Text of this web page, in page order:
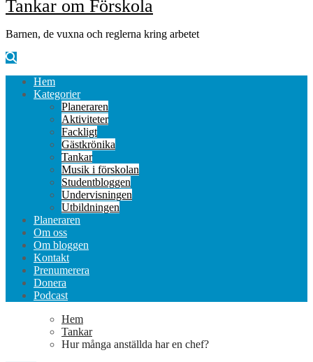
Tankar om Förskola
Barnen, de vuxna och reglerna kring arbetet
Hem
Kategorier
Planeraren
Aktiviteter
Fackligt
Gästkrönika
Tankar
Musik i förskolan
Studentbloggen
Undervisningen
Utbildningen
Planeraren
Om oss
Om bloggen
Kontakt
Prenumerera
Donera
Podcast
Hem
Tankar
Hur många anställda har en chef?